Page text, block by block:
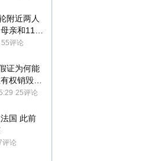
附近两人
亲和11岁
岸
55评论
证为何能
权销毁胚
25评论
国 此前
评论